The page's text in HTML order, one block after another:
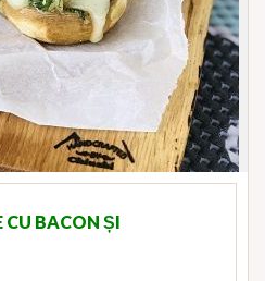
CU BACON ȘI